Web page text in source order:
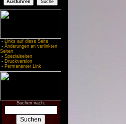
- Links auf diese Seite
- Änderungen an verlinkten
Seiten
- Spezialseiten
- Druckversion
- Permanenter Link
Suchen nach: